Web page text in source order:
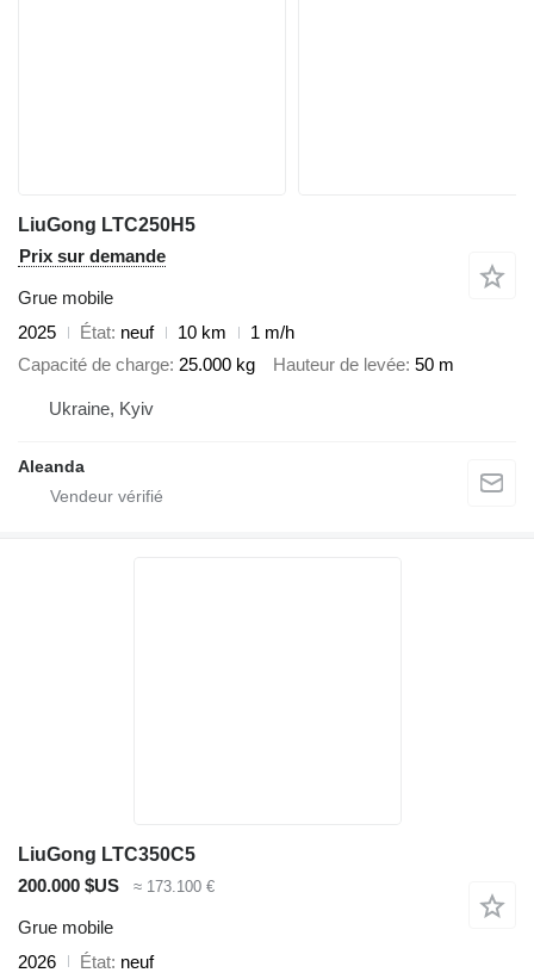
LiuGong LTC250H5
Prix sur demande
Grue mobile
2025
État neuf 10 km
1 m/h
Capacité de charge 25.000 kg Hauteur de levée 50 m
Ukraine, Kyiv
Aleanda
LiuGong LTC350C5
200.000 $US
≈ 173.100 €
Grue mobile
2026
État neuf